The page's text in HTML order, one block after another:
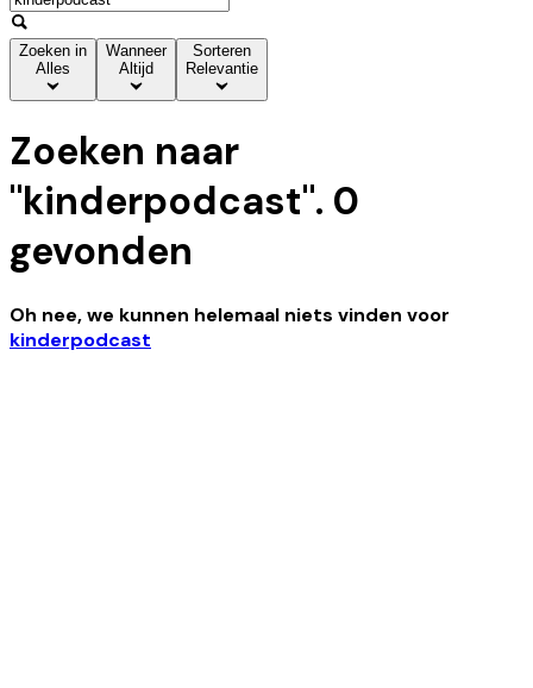
Zoeken in
Alles
Wanneer
Altijd
Sorteren
Relevantie
Zoeken naar
"kinderpodcast". 0
gevonden
Oh nee, we kunnen helemaal niets vinden voor
kinderpodcast